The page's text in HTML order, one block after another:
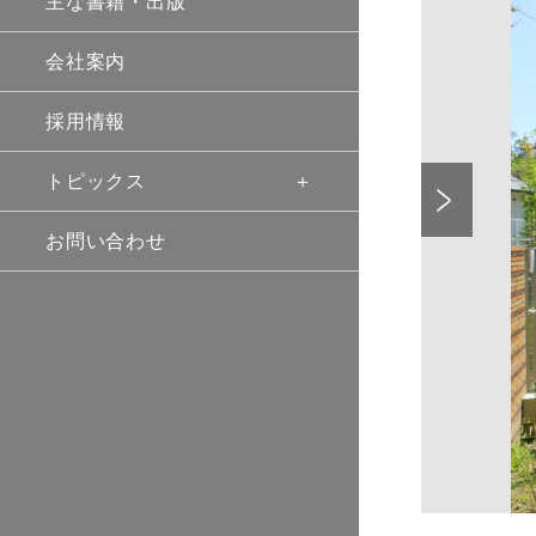
会社案内
採用情報
トピックス
お問い合わせ